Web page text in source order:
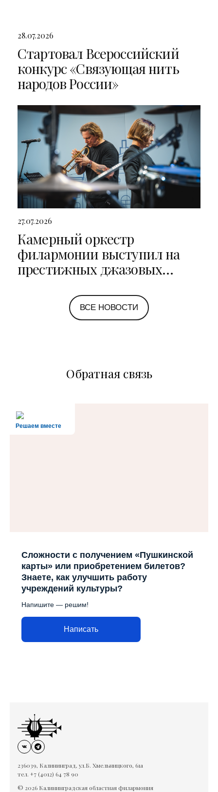
28.07.2026
Стартовал Всероссийский
конкурс «Связующая нить
народов России»
27.07.2026
Камерный оркестр
филармонии выступил на
престижных джазовых
Петербурге и Ярославле
ВСЕ НОВОСТИ
Обратная связь
Решаем вместе
Сложности с получением «Пушкинской
карты» или приобретением билетов?
Знаете, как улучшить работу
учреждений культуры?
Напишите — решим!
Написать
236039, Калининград, ул.Б. Хмельницкого, 61а
тел. +7 (4012) 64 78 90
© 2026 Калининградская областная филармония